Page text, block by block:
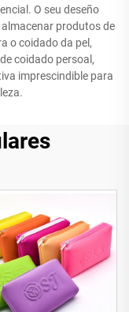
O seu deseño
produtos de
o coidado da pel,
coidado persoal,
imprescindible para